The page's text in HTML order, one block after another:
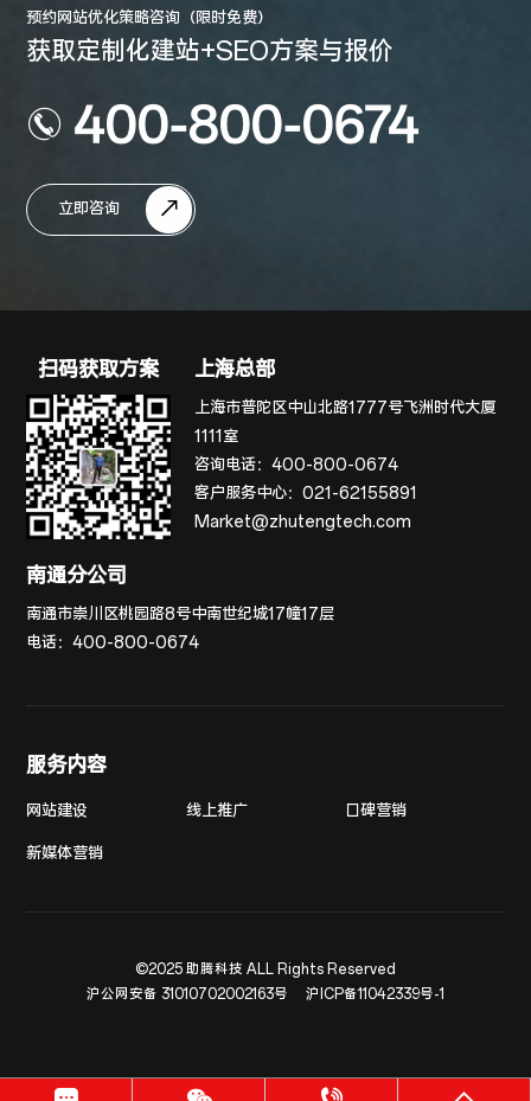
预约网站优化策略咨询（限时免费）
获取定制化建站+SEO方案与报价
400-800-0674
立即咨询
扫码获取方案 上海总部
上海市普陀区中山北路1777号飞洲时代大厦
1111室
咨询电话：400-800-0674
客户服务中心：021-62155891
Market@zhutengtech.com
南通分公司
南通市崇川区桃园路8号中南世纪城17幢17层
电话：400-800-0674
服务内容
网站建设 线上推广 口碑营销
新媒体营销
©2025 助腾科技 ALL Rights Reserved
沪公网安备 31010702002163号
沪ICP备11042339号-1